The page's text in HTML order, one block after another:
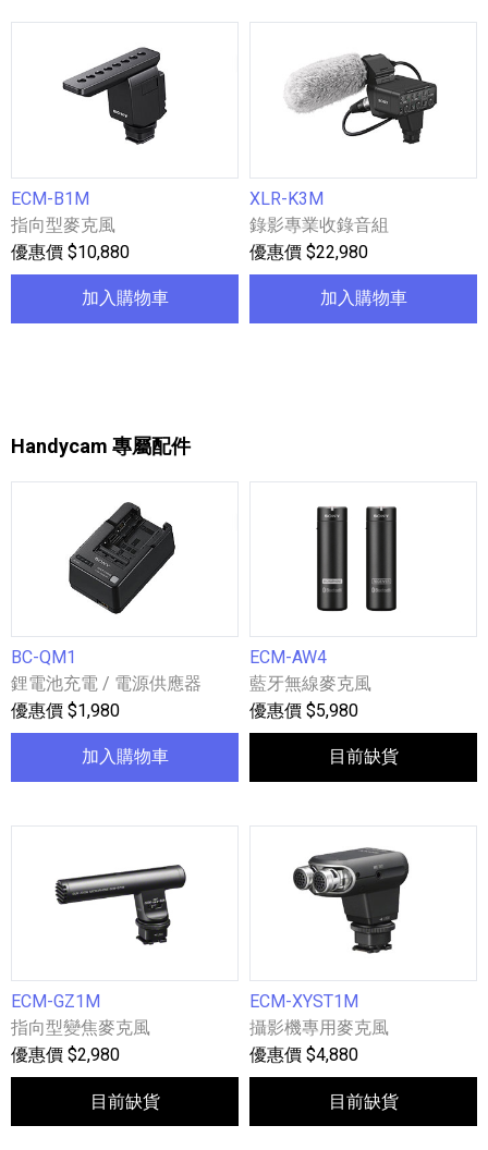
ECM-B1M
指向型麥克風
優惠價 $10,880
加入購物車
XLR-K3M
錄影專業收錄音組
優惠價 $22,980
加入購物車
Handycam 專屬配件
BC-QM1
鋰電池充電 / 電源供應器
優惠價 $1,980
加入購物車
ECM-AW4
藍牙無線麥克風
優惠價 $5,980
目前缺貨
ECM-GZ1M
指向型變焦麥克風
優惠價 $2,980
目前缺貨
ECM-XYST1M
攝影機專用麥克風
優惠價 $4,880
目前缺貨